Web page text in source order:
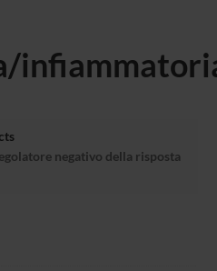
negativo della risposta